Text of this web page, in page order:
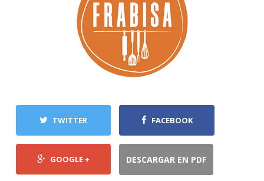
TWITTER FACEBOOK
GOOGLE + DESCARGAR EN PDF